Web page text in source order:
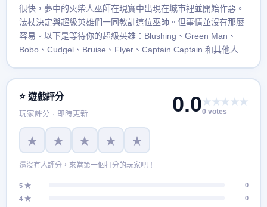
很快，夢中的火柴人巫師在現實中出現在城市裡並開始作惡。
法杖決定與超級英雄們一同教訓這位巫師。但事情並沒有那麼
容易。以下是等待你的超級英雄：Blushing、Green Man、
Bobo、Cudgel、Bruise、Flyer、Captain Captain 和其他人。
⭐ 遊戲評分
玩家評分 · 即時更新 0.0★★★★★
0 votes
★ ★ ★ ★ ★
還沒有人評分，來當第一個打分的玩家吧！
5 ★
0
4 ★
0